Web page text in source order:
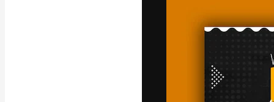
trabajo. Más
entre